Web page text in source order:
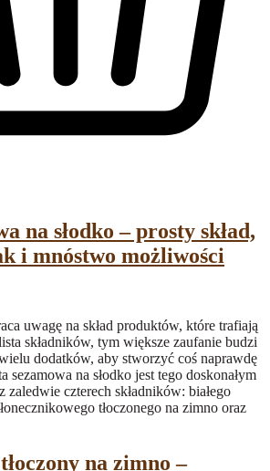
na słodko – prosty skład,
i mnóstwo możliwości
uwagę na skład produktów, które trafiają
składników, tym większe zaufanie budzi
dodatków, aby stworzyć coś naprawdę
sezamowa na słodko jest tego doskonałym
zaledwie czterech składników: białego
tłoczonego na zimno oraz
na zimno –